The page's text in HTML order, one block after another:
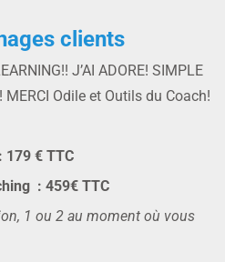
clients
J’AI ADORE! SIMPLE
MERCI Odile et Outils du Coach!
€ TTC
: 459€ TTC
1 ou 2 au moment où vous